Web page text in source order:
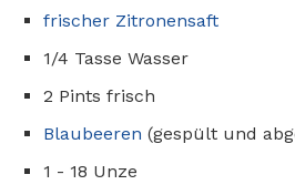
frischer Zitronensaft
1/4 Tasse Wasser
2 Pints ​​frisch
Blaubeeren (gespült und
1 - 18 Unze